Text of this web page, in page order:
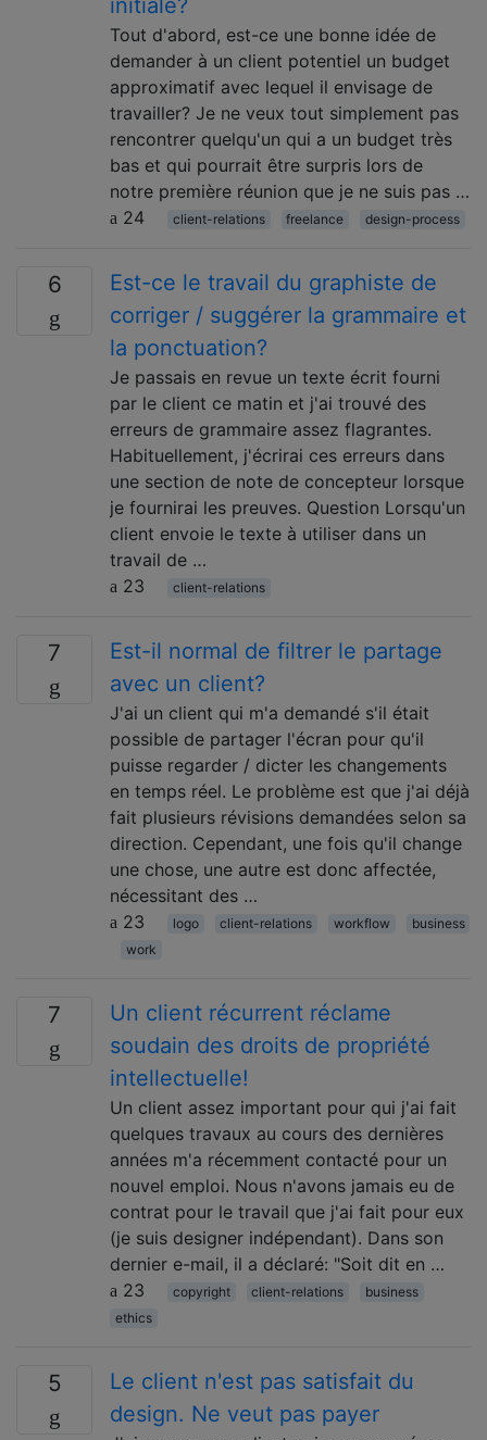
initiale?
Tout d'abord, est-ce une bonne idée de
demander à un client potentiel un budget
approximatif avec lequel il envisage de
travailler? Je ne veux tout simplement pas
rencontrer quelqu'un qui a un budget très
bas et qui pourrait être surpris lors de
notre première réunion que je ne suis pas …
24
client-relations freelance design-process
6
Est-ce le travail du graphiste de
corriger / suggérer la grammaire et
la ponctuation?
Je passais en revue un texte écrit fourni
par le client ce matin et j'ai trouvé des
erreurs de grammaire assez flagrantes.
Habituellement, j'écrirai ces erreurs dans
une section de note de concepteur lorsque
je fournirai les preuves. Question Lorsqu'un
client envoie le texte à utiliser dans un
travail de …
23
client-relations
7
Est-il normal de filtrer le partage
avec un client?
J'ai un client qui m'a demandé s'il était
possible de partager l'écran pour qu'il
puisse regarder / dicter les changements
en temps réel. Le problème est que j'ai déjà
fait plusieurs révisions demandées selon sa
direction. Cependant, une fois qu'il change
une chose, une autre est donc affectée,
nécessitant des …
23
logo client-relations workflow
business
work
7
Un client récurrent réclame
soudain des droits de propriété
intellectuelle!
Un client assez important pour qui j'ai fait
quelques travaux au cours des dernières
années m'a récemment contacté pour un
nouvel emploi. Nous n'avons jamais eu de
contrat pour le travail que j'ai fait pour eux
(je suis designer indépendant). Dans son
dernier e-mail, il a déclaré: "Soit dit en …
23
copyright client-relations
business
ethics
5
Le client n'est pas satisfait du
design. Ne veut pas payer